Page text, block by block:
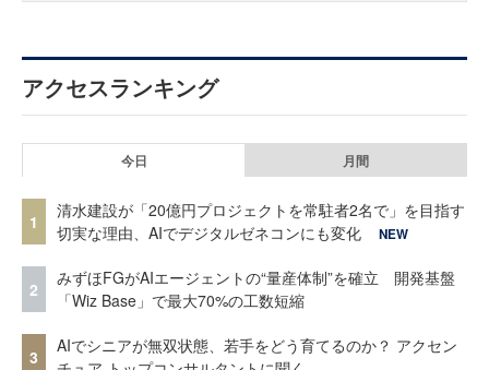
アクセスランキング
今日 月間
1
清水建設が「20億円プロジェクトを常駐者2名で」を目指す
切実な理由、AIでデジタルゼネコンにも変化
NEW
2
みずほFGがAIエージェントの“量産体制”を確立 開発基盤
「Wiz Base」で最大70%の工数短縮
3
AIでシニアが無双状態、若手をどう育てるのか？ アクセン